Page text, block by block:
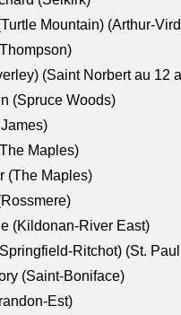
Mountain) (Arthur-
(Saint Norbert au 12
(Spruce Woods)
Maples)
(The Maples)
(Kildonan-River East)
Ritchot) (St.
(Saint-Boniface)
Est)